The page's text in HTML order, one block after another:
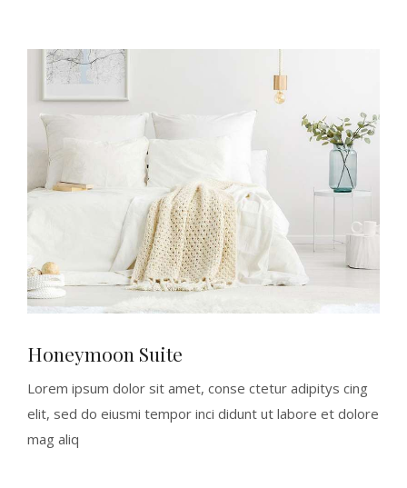
Honeymoon Suite
Lorem ipsum dolor sit amet, conse ctetur adipitys cing
elit, sed do eiusmi tempor inci didunt ut labore et dolore
mag aliq